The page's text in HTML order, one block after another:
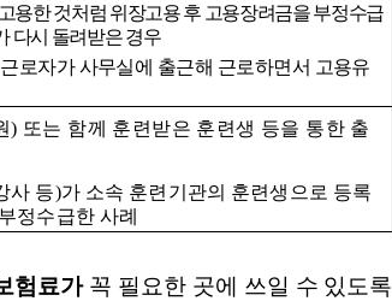
용한 것처럼 위장고용 후 고용장려금을 부정수급
다시 돌려받은 경우
로자가 사무실에 출근해 근로하면서 고용유
) 또는 함께 훈련받은 훈련생 등을 통한 출
사 등)가 소속 훈련기관의 훈련생으로 등록
정수급한 사례
험료가 꼭 필요한 곳에 쓰일 수 있도록